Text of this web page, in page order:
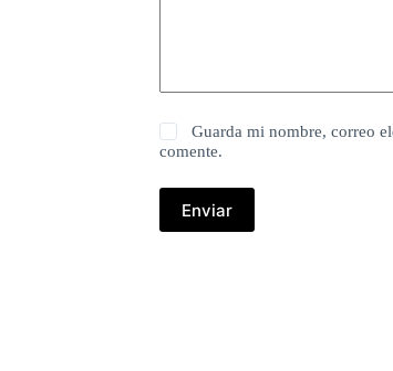
Guarda mi nombre, correo
comente.
Enviar